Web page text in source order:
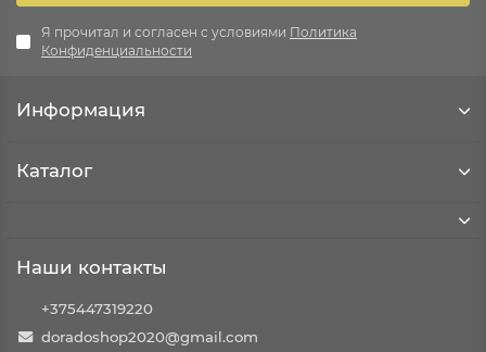
Я прочитал и согласен с условиями Политика
Конфиденциальности
Информация
Каталог
Наши контакты
+375447319220
doradoshop2020@gmail.com